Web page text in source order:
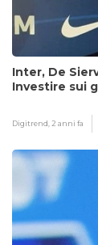
Inter, De
Investire sui
Digitrend, 2 anni fa